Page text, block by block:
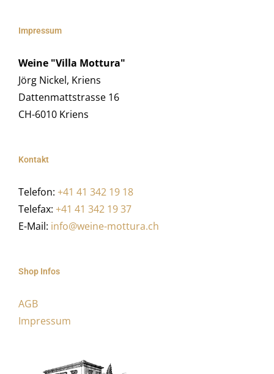
Impressum
Weine "Villa Mottura"
Jörg Nickel, Kriens
Dattenmattstrasse 16
CH-6010 Kriens
Kontakt
Telefon: +41 41 342 19 18
Telefax: +41 41 342 19 37
E-Mail: info@weine-mottura.ch
Shop Infos
AGB
Impressum